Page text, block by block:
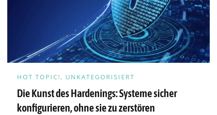
HOT TOPIC!, UNKATEGORISIERT
Die Kunst des Hardenings: Systeme sicher
konfigurieren, ohne sie zu zerstören